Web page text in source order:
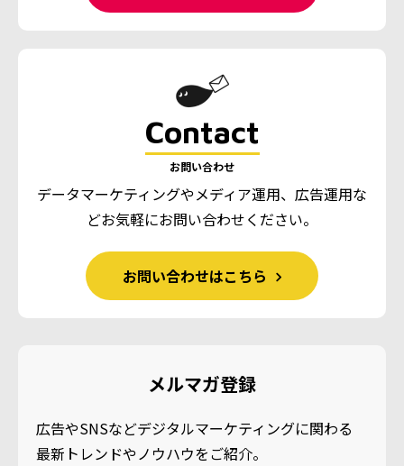
Contact
お問い合わせ
データマーケティングやメディア運用、広告運用な
どお気軽にお問い合わせください。
お問い合わせはこちら
メルマガ登録
広告やSNSなどデジタルマーケティングに関わる
最新トレンドやノウハウをご紹介。